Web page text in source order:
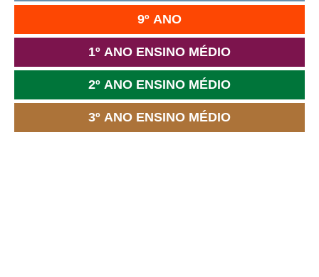
9º ANO
1º ANO ENSINO MÉDIO
2º ANO ENSINO MÉDIO
3º ANO ENSINO MÉDIO